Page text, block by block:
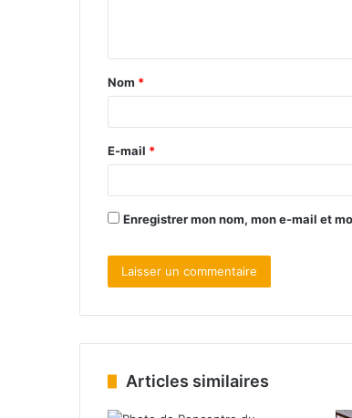
Nom *
E-mail *
Enregistrer mon nom, mon e-mail et
Articles similaires